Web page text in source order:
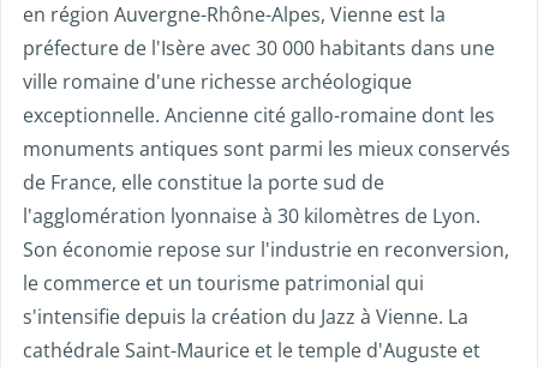
en région Auvergne-Rhône-Alpes, Vienne est la
préfecture de l'Isère avec 30 000 habitants dans une
ville romaine d'une richesse archéologique
exceptionnelle. Ancienne cité gallo-romaine dont les
monuments antiques sont parmi les mieux conservés
de France, elle constitue la porte sud de
l'agglomération lyonnaise à 30 kilomètres de Lyon.
Son économie repose sur l'industrie en reconversion,
le commerce et un tourisme patrimonial qui
s'intensifie depuis la création du Jazz à Vienne. La
cathédrale Saint-Maurice et le temple d'Auguste et